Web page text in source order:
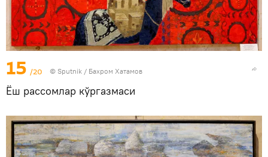
15 /20 © Sputnik / Бахром Хатамов
Ёш рассомлар кўргазмаси